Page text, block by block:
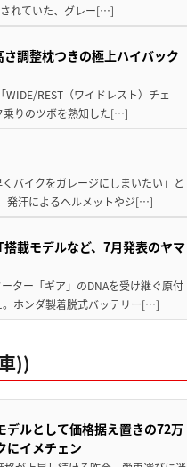
れていた、グレー[…]
調整枕つきの極上ハイバック
REST（ワイドレスト）チェ
乗りのツボを熟知した[…]
バイクをガレージにしまいたい」と
発汗によるヘルメットやジ[…]
載モデルなど、7月発表のヤマ
ター「ギア」のDNAを受け継ぐ原付
。ホンダ製着脱式バッテリー[…]
))
ルとして価格据え置きの72万
にイメチェン